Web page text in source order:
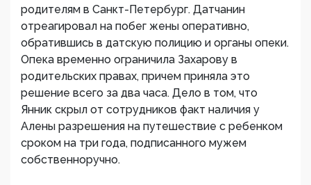
родителям в Санкт-Петербург. Датчанин
отреагировал на побег жены оперативно,
обратившись в датскую полицию и органы опеки.
Опека временно ограничила Захарову в
родительских правах, причем приняла это
решение всего за два часа. Дело в том, что
Янник скрыл от сотрудников факт наличия у
Алены разрешения на путешествие с ребенком
сроком на три года, подписанного мужем
собственноручно.